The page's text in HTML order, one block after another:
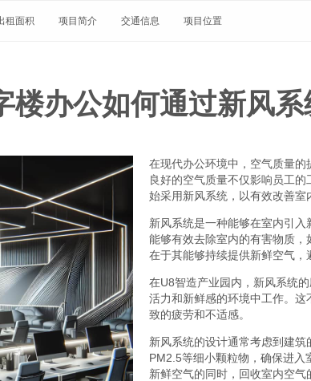
租面积 项目简介 交通信息 项目位置
楼办公如何通过新风
在现代办公环境中，空气质量的
良好的空气质量不仅影响员工
始采用新风系统，以有效改善室
新风系统是一种能够在室内引
能够有效去除室内的有害物质
在于其能够持续提供新鲜空气，
在U8智造产业园内，新风系统
活力和新鲜感的环境中工作。
致的疲劳和不适感。
新风系统的设计通常考虑到建
PM2.5等细小颗粒物，确保进入
新鲜空气的同时，回收室内空